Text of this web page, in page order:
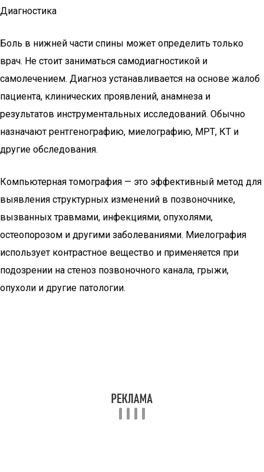
Диагностика
Боль в нижней части спины может определить только
врач. Не стоит заниматься самодиагностикой и
самолечением. Диагноз устанавливается на основе жалоб
пациента, клинических проявлений, анамнеза и
результатов инструментальных исследований. Обычно
назначают рентгенографию, миелографию, МРТ, КТ и
другие обследования.
Компьютерная томография — это эффективный метод для
выявления структурных изменений в позвоночнике,
вызванных травмами, инфекциями, опухолями,
остеопорозом и другими заболеваниями. Миелография
использует контрастное вещество и применяется при
подозрении на стеноз позвоночного канала, грыжи,
опухоли и другие патологии.